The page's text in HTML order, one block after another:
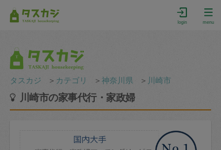
login menu
タスカジ ＞ カテゴリ ＞神奈川県 ＞ 川崎市
川崎市の家事代行・家政婦